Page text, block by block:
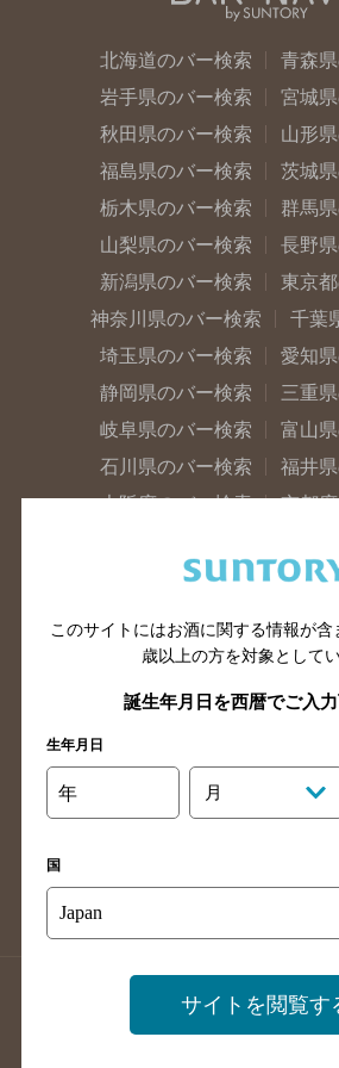
北海道のバー検索
青森
岩手県のバー検索
宮城
秋田県のバー検索
山形
福島県のバー検索
茨城
栃木県のバー検索
群馬
山梨県のバー検索
長野
新潟県のバー検索
東京
神奈川県のバー検索
千葉
埼玉県のバー検索
愛知
静岡県のバー検索
三重
岐阜県のバー検索
富山
石川県のバー検索
福井
大阪府のバー検索
京都
滋賀県のバー検索
和歌山
山口県のバー検索
鳥取県
島根県のバー検索
徳島
高知県のバー検索
福岡
長崎県のバー検索
佐賀
店舗登録方法のご案内
店舗情
掲載店舗様ログイ
このサイトにはお酒に関する情報が含
歳以上の方を対象としてい
誕生年月日を西暦でご入力
生年月日
年 月
国
サイトを閲覧す